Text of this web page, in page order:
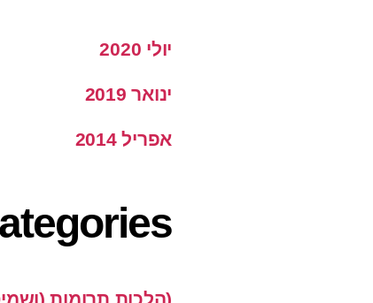
יולי 2020
ינואר 2019
אפריל 2014
(הלכות תרומות